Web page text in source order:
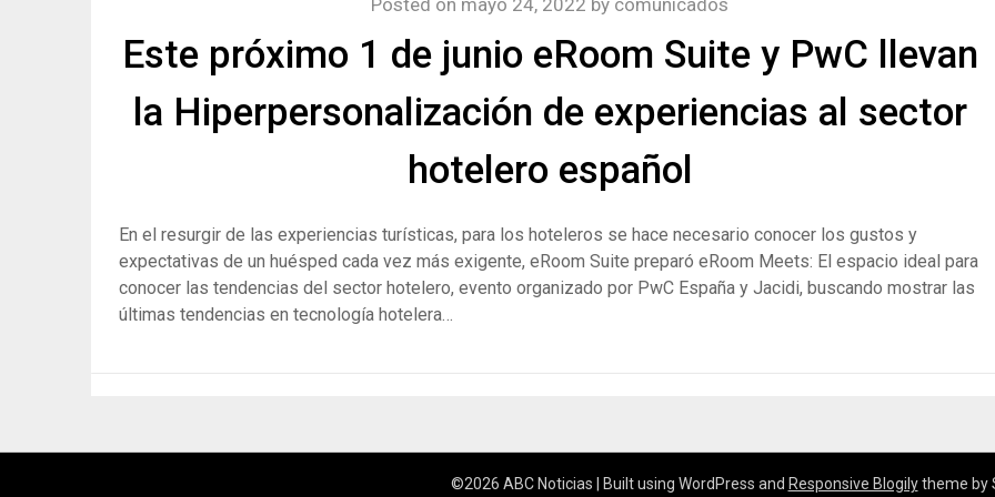
Este próximo 1 de junio eRoom Suite y PwC llevan
la Hiperpersonalización de experiencias al sector
hotelero español
En el resurgir de las experiencias turísticas, para los hoteleros se hace necesario conocer los gustos y
expectativas de un huésped cada vez más exigente, eRoom Suite preparó eRoom Meets: El espacio ideal para
conocer las tendencias del sector hotelero, evento organizado por PwC España y Jacidi, buscando mostrar las
últimas tendencias en tecnología hotelera…
©2026 ABC Noticias | Built using WordPress and Responsive Blogilytheme by